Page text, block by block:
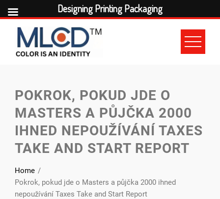
POKROK, POKUD JDE O
MASTERS A PŮJČKA 2000
IHNED NEPOUŽÍVÁNÍ TAXES
TAKE AND START REPORT
Home
Pokrok, pokud jde o Masters a půjčka 2000 ihned
nepoužívání Taxes Take and Start Report
Designing Printing Packaging